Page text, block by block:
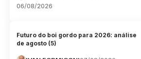
06/08/2026
Futuro do boi gordo para 2026: análise
de agosto (5)